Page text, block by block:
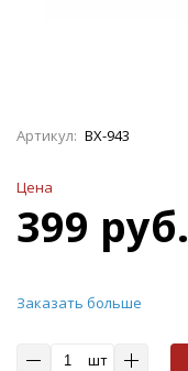
Артикул: ВХ-943
Цена
399 руб.
Заказать больше
шт